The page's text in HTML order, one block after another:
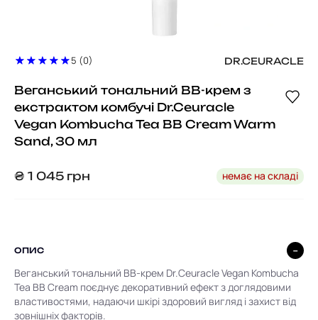
5 (0) DR.CEURACLE
Веганський тональний ВВ-крем з
екстрактом комбучі Dr.Ceuracle
Vegan Kombucha Tea BB Cream Warm
Sand, 30 мл
₴ 1 045 грн немає на складі
ОПИС
Веганський тональний BB-крем Dr.Ceuracle Vegan Kombucha
Tea BB Cream поєднує декоративний ефект з доглядовими
властивостями, надаючи шкірі здоровий вигляд і захист від
зовнішніх факторів.